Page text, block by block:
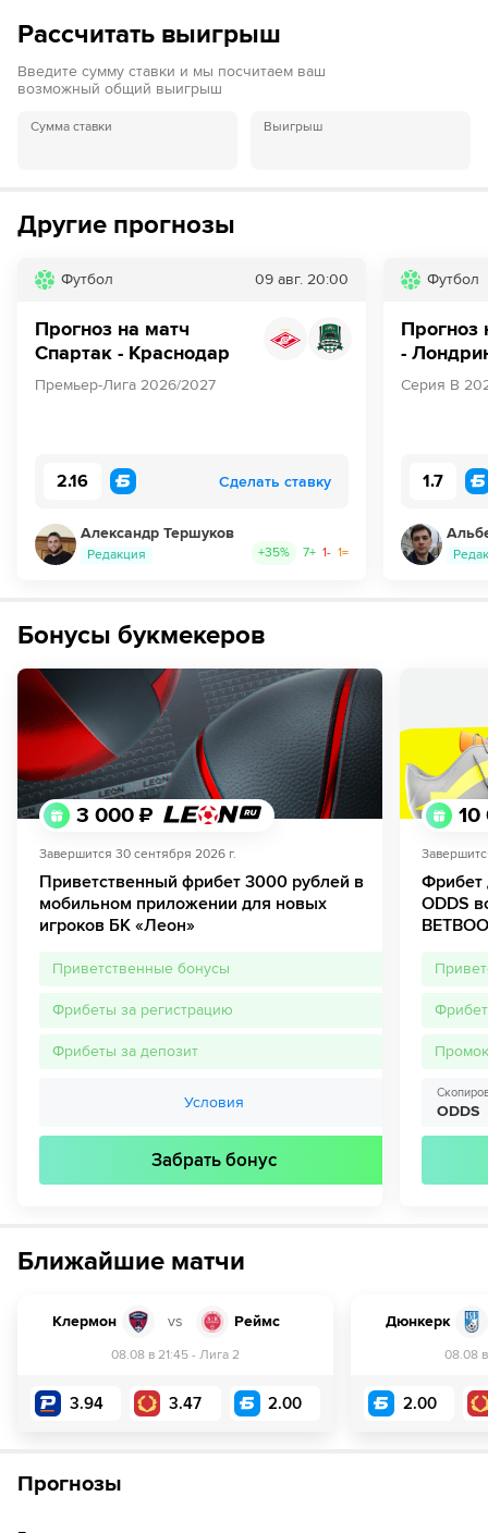
Рассчитать выигрыш
Введите сумму ставки и мы посчитаем ваш
возможный общий выигрыш
Сумма ставки Выигрыш
Другие прогнозы
Футбол 09 авг. 20:00
Прогноз на матч
Спартак - Краснодар
Премьер-Лига 2026/2027
2.16 Сделать ставку
Александр Тершуков
Редакция +35% 7+ 1- 1=
Футбол
Прогноз
-
Серия В
1.7
Бонусы букмекеров
3 000 ₽
Завершится 30 сентября 2026 г.
Приветственный фрибет 3000 рублей в
мобильном приложении для новых
игроков БК «Леон»
Приветственные бонусы
Фрибеты за регистрацию
Фрибеты за депозит
Мин. коэф.
1.70
1х
Условия
Забрать бонус
10
Фрибет
ODDS
ODDS
Ближайшие матчи
Клермон vs Реймс
08.08 в 21:45 - Лига 2
3.94 3.47 2.00
Дюнкерк
08.08
2.00
Прогнозы